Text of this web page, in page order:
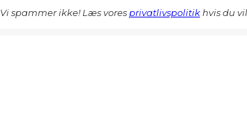
Vi spammer ikke! Læs voresprivatlivspolitikhvis du